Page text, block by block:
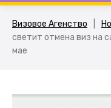
Визовое Агенство
светит отмена виз на
мае